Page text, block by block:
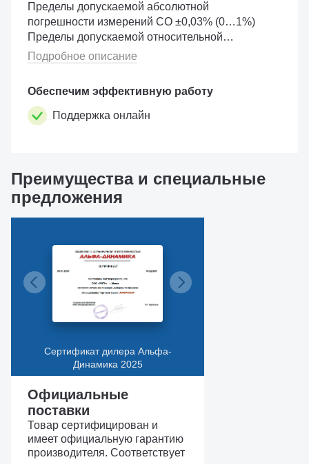
Пределы допускаемой абсолютной
погрешности измерений СО ±0,03% (0…1%)
Пределы допускаемой относительной
погрешности измерений СО ±3% (1…5%)
Диапазо...
Подробное описание
Обеспечим эффективную работу
Поддержка онлайн
Преимущества и специальные
предложения
Сертификат дилера Альфа-
Динамика 2025
Официальные
поставки
Товар сертифицирован и
имеет официальную гарантию
производителя. Соответствует